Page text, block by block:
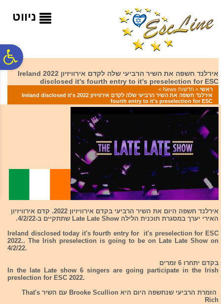
המרכזי
ניווט
אירלנד חשפה את השיר הרביעי שלה לקדם אירוויזיון 2022 Ireland
disclosed it's fourth entry to it's preselection for ESC
ראשי > חדשות News
>
אירלנד חשפה את השיר הרביעי שלה לקדם אירוויזיון 2022 Ireland disclosed it's
fourth entry to it's preselection for ESC
אירלנד חשפה היום את השיר הרביעי בקדם אירוויזיון 2022. קדם אירוויזיון
האירי יערך במסגרת תוכנית הלילה Late Late Show שתתקיים ב-4/2/22.
Ireland disclosed today it's fourth entry for it's preselection for ESC
2022.. The Irish preselection is going to be on Late Late Show on
4/2/22.
בקדם יתחרו 6 זמרים
In the late Late show 6 singers are going participate in the Irish
preslection for ESC 2022.
הזמרת הרביעי שנחשפה היום היא Brooke Scullion עם השיר That's
Rich